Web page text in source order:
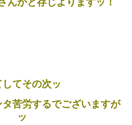
してその次ッ
苦労するでございますが
ッ